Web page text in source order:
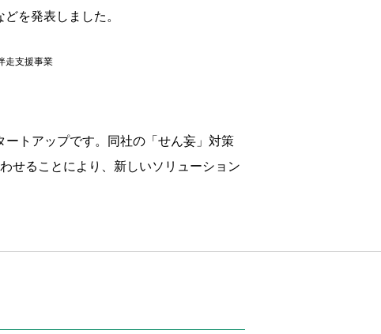
を発表しました。
走支援事業
トアップです。同社の「せん妄」対策
せることにより、新しいソリューション